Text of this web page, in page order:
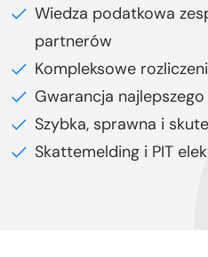
Wiedza podatkowa
partnerów
Kompleksowe
Gwarancja
Szybka, sprawna i
Skattemelding i PIT